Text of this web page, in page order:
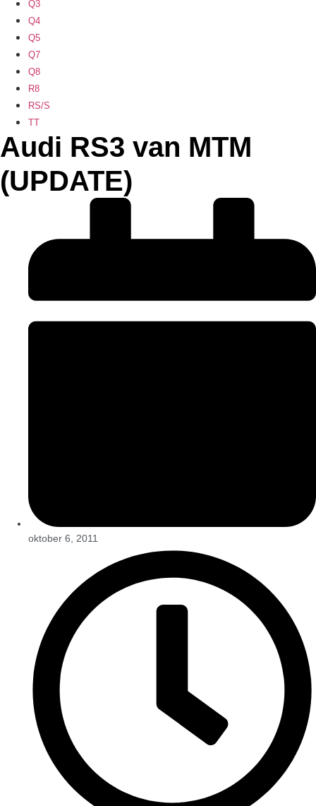
Q3
Q4
Q5
Q7
Q8
R8
RS/S
TT
Audi RS3 van MTM
(UPDATE)
oktober 6, 2011